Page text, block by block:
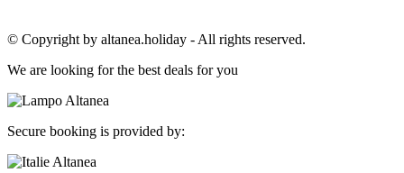
© Copyright by altanea.holiday - All rights reserved.
We are looking for the best deals for you
Secure booking is provided by: